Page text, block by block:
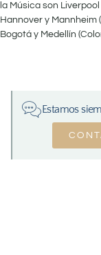
la Música son
Hannover y Mannheim
Bogotá y Medellín
Estamos